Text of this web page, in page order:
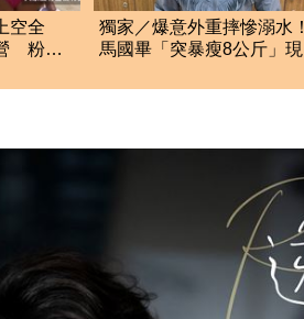
空全
粉紅
獨家／爆意外重摔慘溺水！
馬國畢「突暴瘦8公斤」現